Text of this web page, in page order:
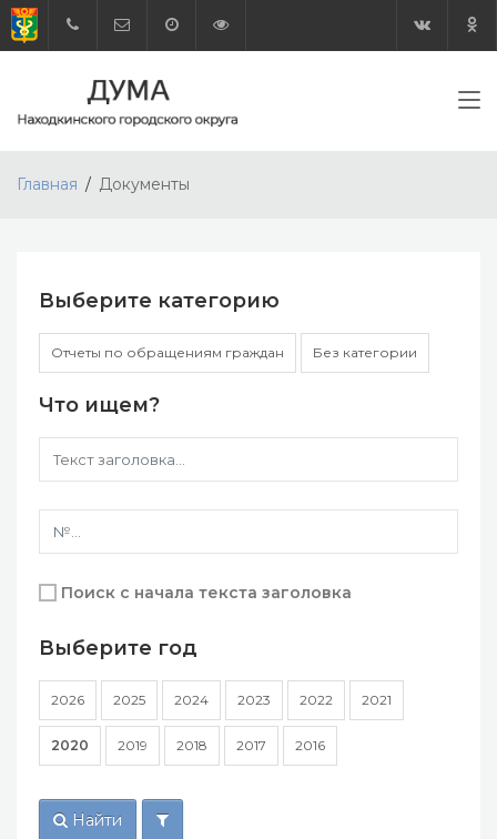
Главная Документы
Выберите категорию
Отчеты по обращениям граждан Без категории
Что ищем?
Поиск с начала текста заголовка
Выберите год
2026 2025 2024 2023 2022 2021
2020 2019 2018 2017 2016
Найти